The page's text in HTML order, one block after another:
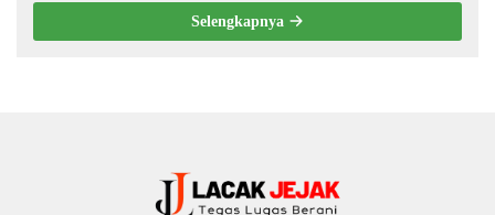
Selengkapnya